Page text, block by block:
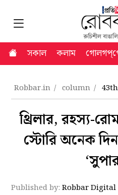
সকাল কলাম
Robbar.in column
থ্রিলার, রহস্য-
স্টোরি অনেক
Published by:Robbar Digital